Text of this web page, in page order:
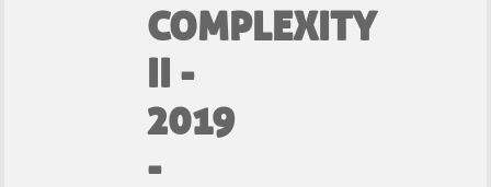
COMPLEXITY
II -
2019
-